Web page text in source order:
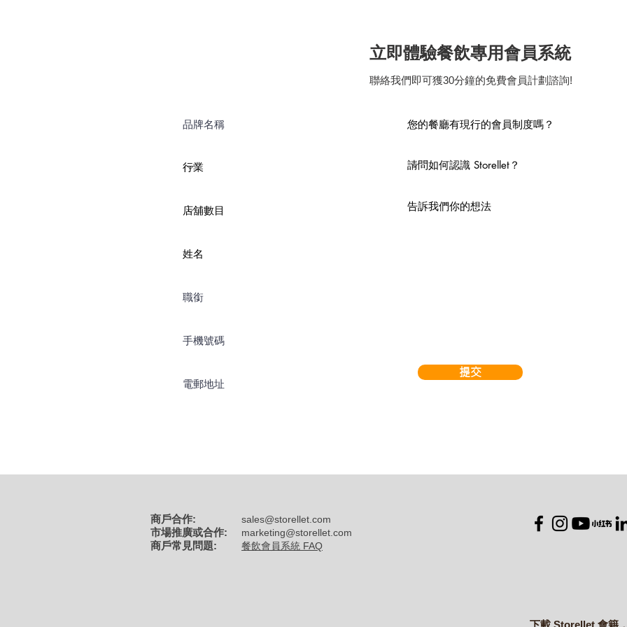
立即體驗餐飲專用會員系統
聯絡我們即可獲30分鐘的免費會員計劃諮詢!
提交
商戶合作:
市場推廣或合作:
商戶常見問題:
sales@storellet.com
marketing@storellet.com
餐飲會員系統 FAQ